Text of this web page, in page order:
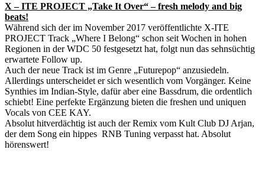
X – ITE PROJECT „Take It Over“ – fresh melody and big
beats!
Während sich der im November 2017 veröffentlichte X-ITE
PROJECT Track „Where I Belong“ schon seit Wochen in hohen
Regionen in der WDC 50 festgesetzt hat, folgt nun das sehnsüchtig
erwartete Follow up.
Auch der neue Track ist im Genre „Futurepop“ anzusiedeln.
Allerdings unterscheidet er sich wesentlich vom Vorgänger. Keine
Synthies im Indian-Style, dafür aber eine Bassdrum, die ordentlich
schiebt! Eine perfekte Ergänzung bieten die freshen und uniquen
Vocals von CEE KAY.
Absolut hitverdächtig ist auch der Remix vom Kult Club DJ Arjan,
der dem Song ein hippes RNB Tuning verpasst hat. Absolut
hörenswert!